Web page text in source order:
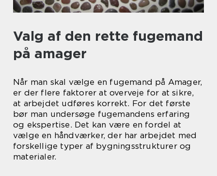
Valg af den rette fugemand
på amager
Når man skal vælge en fugemand på Amager,
er der flere faktorer at overveje for at sikre,
at arbejdet udføres korrekt. For det første
bør man undersøge fugemandens erfaring
og ekspertise. Det kan være en fordel at
vælge en håndværker, der har arbejdet med
forskellige typer af bygningsstrukturer og
materialer.